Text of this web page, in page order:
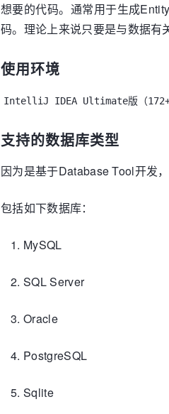
想要的代码。通常用于生成
码。理论上来说只要是与数据有
使用环境
IntelliJ IDEA Ultimate版（172+
支持的数据库类型
因为是基于Database Tool开发
包括如下数据库：
MySQL
SQL Server
Oracle
PostgreSQL
Sqlite